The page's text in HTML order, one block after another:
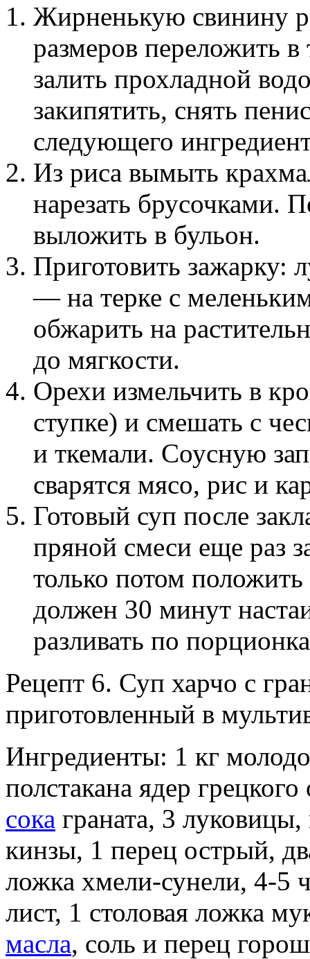
Жирненькую свинину
размеров переложить
залить прохладной
закипятить, снять
следующего
Из риса вымыть
нарезать брусочками.
выложить в бульон.
Приготовить зажарку:
— на терке с
обжарить на
до мягкости.
Орехи измельчить в
ступке) и смешать с
и ткемали. Соусную
сварятся мясо, рис и
Готовый суп после
пряной смеси еще раз
только потом
должен 30 минут
разливать по
Рецепт 6. Суп харчо с
приготовленный в
Ингредиенты: 1 кг
полстакана ядер
сока граната, 3
кинзы, 1 перец острый,
ложка хмели-сунели, 4-5
лист, 1 столовая ложка
масла, соль и перец